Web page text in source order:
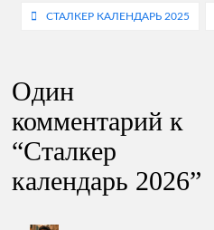
Навигация
записям
СТАЛКЕР КАЛЕНДАРЬ 2025
Один
комментарий к
“Сталкер
календарь 2026”